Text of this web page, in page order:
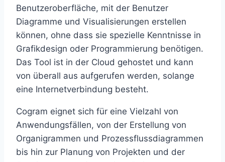
Benutzeroberfläche, mit der Benutzer
Diagramme und Visualisierungen erstellen
können, ohne dass sie spezielle Kenntnisse in
Grafikdesign oder Programmierung benötigen.
Das Tool ist in der Cloud gehostet und kann
von überall aus aufgerufen werden, solange
eine Internetverbindung besteht.
Cogram eignet sich für eine Vielzahl von
Anwendungsfällen, von der Erstellung von
Organigrammen und Prozessflussdiagrammen
bis hin zur Planung von Projekten und der